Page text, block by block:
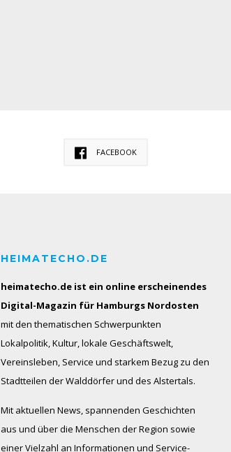
FACEBOOK
HEIMATECHO.DE
heimatecho.de ist ein online erscheinendes
Digital-Magazin für Hamburgs Nordosten
mit den thematischen Schwerpunkten
Lokalpolitik, Kultur, lokale Geschäftswelt,
Vereinsleben, Service und starkem Bezug zu den
Stadtteilen der Walddörfer und des Alstertals.
Mit aktuellen News, spannenden Geschichten
aus und über die Menschen der Region sowie
einer Vielzahl an Informationen und Service-